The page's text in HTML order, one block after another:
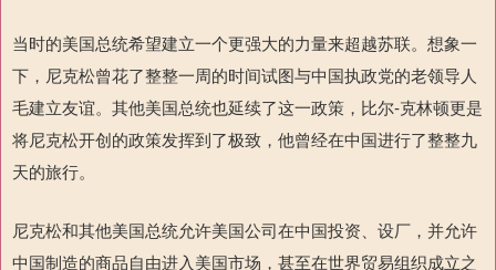
当时的美国总统希望建立一个更强大的力量来超越苏联。想象一
下，尼克松曾花了整整一周的时间试图与中国执政党的老领导人
毛建立友谊。其他美国总统也延续了这一政策，比尔-克林顿更是
将尼克松开创的政策发挥到了极致 ，他曾经在中国进行了整整九
天的旅行。
尼克松和其他美国总统允许美国公司在中国投资、设厂，并允许
中国制造的商品自由进入美国市场，甚至在世界贸易组织成立之